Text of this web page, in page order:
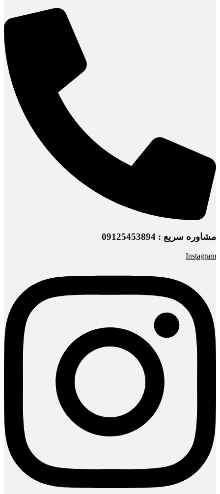
مشاوره سریع : 09125453894
Instagram